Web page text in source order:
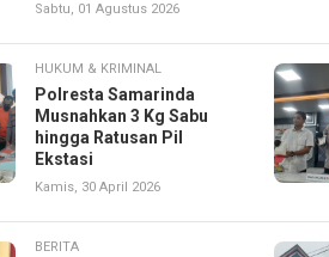
Sabtu, 01 Agustus 2026
HUKUM & KRIMINAL
Polresta Samarinda
Musnahkan 3 Kg Sabu
hingga Ratusan Pil
Ekstasi
Kamis, 30 April 2026
BERITA